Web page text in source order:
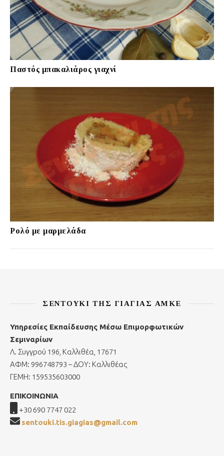
Παστός μπακαλιάρος γιαχνί
Ρολό με μαρμελάδα
ΣΕΝΤΟΎΚΙ ΤΗΣ ΓΙΑΓΙΆΣ ΑΜΚΕ
Υπηρεσίες Εκπαίδευσης Μέσω Επιμορφωτικών
Σεμιναρίων
Λ. Συγγρού 196, Καλλιθέα, 17671
ΑΦΜ: 996748793 – ΔΟΥ: Καλλιθέας
ΓΕΜΗ: 159535603000
ΕΠΙΚΟΙΝΩΝΙΑ
+30 690 7747 022
sentouki.tis.giagias@gmail.com